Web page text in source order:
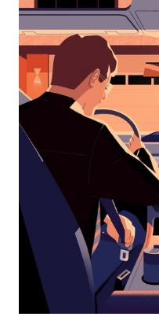
で
ン
ダ
ー
を
操
作
し、
を
選
択
す。